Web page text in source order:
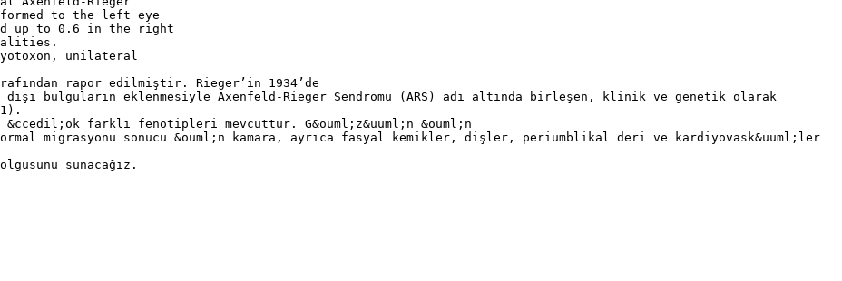
to the left eye
up to 0.6 in the right
unilateral
rapor edilmiştir. Rieger’in 1934’de
bulguların eklenmesiyle Axenfeld-Rieger Sendromu (ARS) adı altında birleşen, klinik ve genetik olarak
farklı fenotipleri mevcuttur. G&ouml;z&uuml;n &ouml;n
migrasyonu sonucu &ouml;n kamara, ayrıca fasyal kemikler, dişler, periumblikal deri ve kardiyovask&uuml;ler
sunacağız.